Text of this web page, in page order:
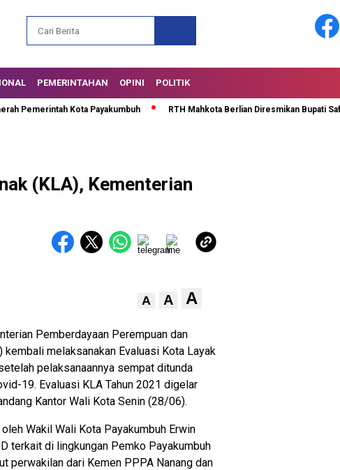
PEMERINTAHAN OPINI POLITIK
Kota Payakumbuh RTH Mahkota Berlian Diresmikan Bupati Safaruddin
(KLA), Kementerian
A A A
Pemberdayaan Perempuan dan
kembali melaksanakan Evaluasi Kota Layak
pelaksanaannya sempat ditunda
19. Evaluasi KLA Tahun 2021 digelar
Kantor Wali Kota Senin (28/06).
Wakil Wali Kota Payakumbuh Erwin
terkait di lingkungan Pemko Payakumbuh
perwakilan dari Kemen PPPA Nanang dan